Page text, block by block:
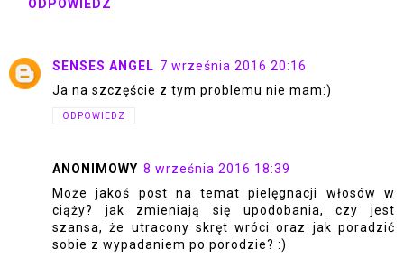
ODPOWIEDZ
SENSES ANGEL 7 września 2016 20:16
Ja na szczęście z tym problemu nie mam:)
ODPOWIEDZ
ANONIMOWY 8 września 2016 18:39
Może jakoś post na temat pielęgnacji włosów w
ciąży? jak zmieniają się upodobania, czy jest
szansa, że utracony skręt wróci oraz jak poradzić
sobie z wypadaniem po porodzie? :)